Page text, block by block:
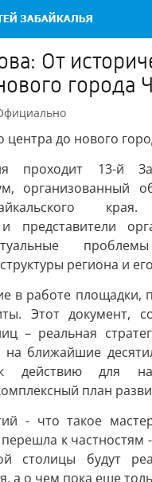
От
города
центра до нового
проходит 13-й
организованный
края.
представители
региона и
в работе площадки,
Этот документ,
– реальная
на ближайшие
к действию для
план
- что такое
к частностям
столицы будут
а о чем пока еще